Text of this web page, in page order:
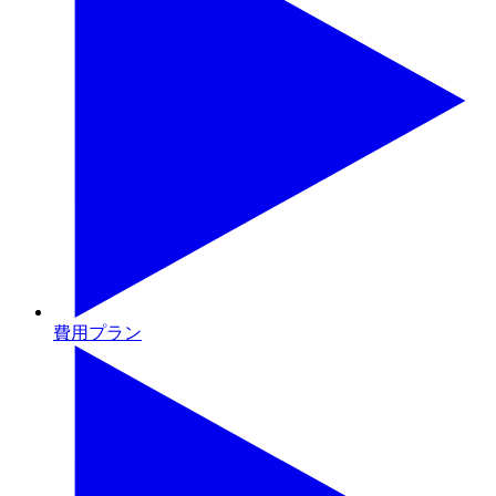
費用プラン